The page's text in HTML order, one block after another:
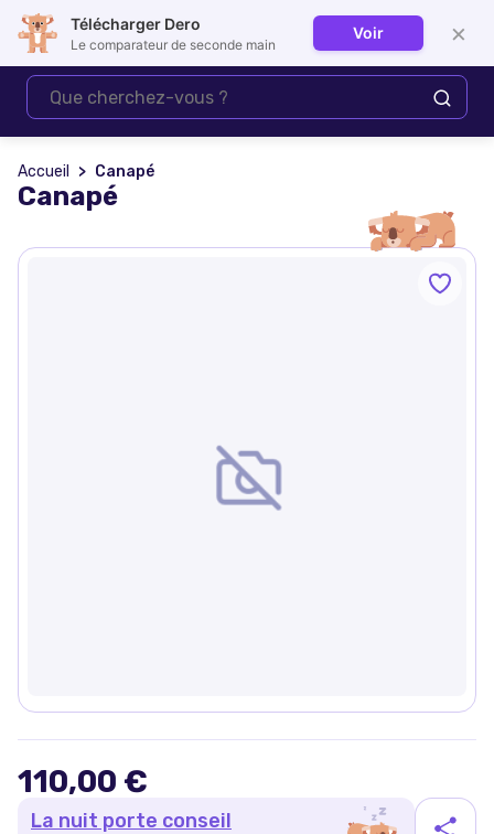
Se connecter
Accueil Canapé
Canapé
110,00 €
La nuit porte conseil
Télécharger Dero
Le comparateur de seconde main
Voir ×